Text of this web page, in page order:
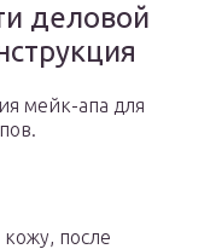
деловой
мейк-апа для
после